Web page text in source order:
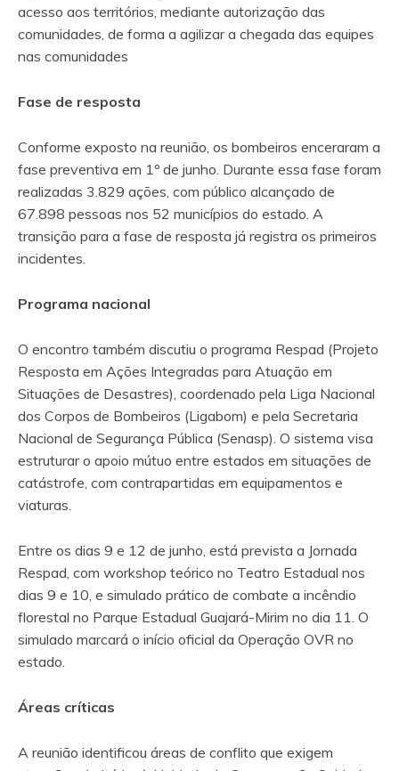
acesso aos territórios, mediante autorização das
comunidades, de forma a agilizar a chegada das equipes
nas comunidades
Fase de resposta
Conforme exposto na reunião, os bombeiros enceraram a
fase preventiva em 1º de junho. Durante essa fase foram
realizadas 3.829 ações, com público alcançado de
67.898 pessoas nos 52 municípios do estado. A
transição para a fase de resposta já registra os primeiros
incidentes.
Programa nacional
O encontro também discutiu o programa Respad (Projeto
Resposta em Ações Integradas para Atuação em
Situações de Desastres), coordenado pela Liga Nacional
dos Corpos de Bombeiros (Ligabom) e pela Secretaria
Nacional de Segurança Pública (Senasp). O sistema visa
estruturar o apoio mútuo entre estados em situações de
catástrofe, com contrapartidas em equipamentos e
viaturas.
Entre os dias 9 e 12 de junho, está prevista a Jornada
Respad, com workshop teórico no Teatro Estadual nos
dias 9 e 10, e simulado prático de combate a incêndio
florestal no Parque Estadual Guajará-Mirim no dia 11. O
simulado marcará o início oficial da Operação OVR no
estado.
Áreas críticas
A reunião identificou áreas de conflito que exigem